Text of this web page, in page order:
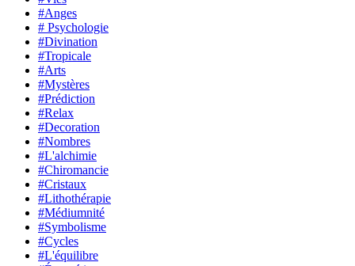
#Anges
# Psychologie
#Divination
#Tropicale
#Arts
#Mystères
#Prédiction
#Relax
#Decoration
#Nombres
#L'alchimie
#Chiromancie
#Cristaux
#Lithothérapie
#Médiumnité
#Symbolisme
#Cycles
#L'équilibre